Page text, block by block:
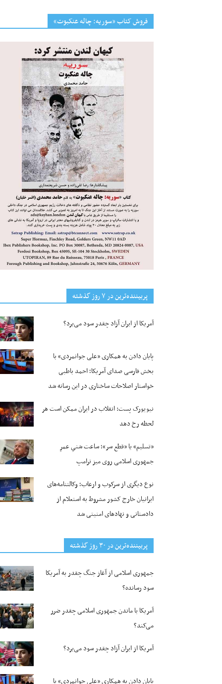
فروش کتاب «سوریه: چاله عنکبوت»
پربیننده‌ترین‌ در ۷ روز گذشته
آمریکا از ایران آزاد چقدر سود می‌برد؟
پایان دادن به همکاری «علی جوانمردی» با
بخش فارسی صدای آمریکا؛ احمد باطبی
خواستار اصلاحات ساختاری در این رسانه شد
نیویورک پست: انقلاب در ایران ممکن است هر
لحظه رخ دهد
«تسلیم» یا «قطع سر»؛ ساعت شنیِ عمرِ
جمهوری اسلامی روی میز ترامپ
نوع دیگری از سرکوب و ارعاب؛ وکالتنامه‌های
ایرانیان خارج کشور مشروط به استعلام از
دادستانی و نهادهای امنیتی شد
پربیننده‌ترین‌ در ۳۰ روز گذشته
جمهوری اسلامی از آغاز جنگ چقدر به آمریکا
سود رسانده؟
آمریکا با ماندن جمهوری اسلامی چقدر ضرر
می‌کند؟
آمریکا از ایران آزاد چقدر سود می‌برد؟
پایان دادن به همکاری «علی جوانمردی» با